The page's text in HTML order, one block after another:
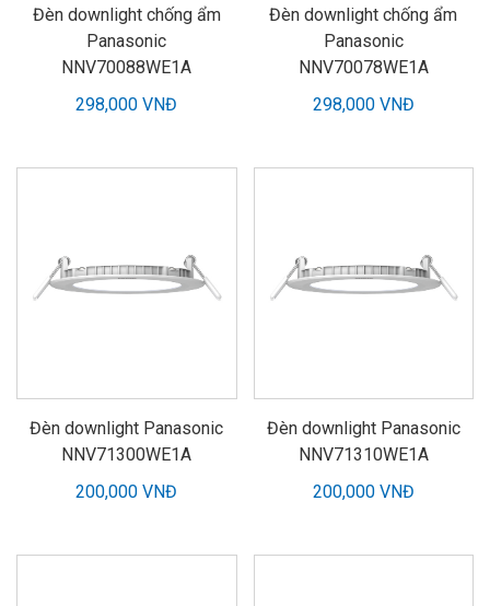
Đèn downlight chống ẩm
Panasonic
NNV70088WE1A
298,000 VNĐ
Đèn downlight chống ẩm
Panasonic
NNV70078WE1A
298,000 VNĐ
Đèn downlight Panasonic
NNV71300WE1A
200,000 VNĐ
Đèn downlight Panasonic
NNV71310WE1A
200,000 VNĐ